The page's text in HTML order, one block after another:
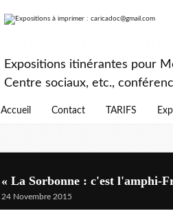
Expositions itinérantes pour
Centre sociaux, etc.,
Accueil Contact TARIFS
« La Sorbonne : c'est l'amphi-
24 Novembre 2015